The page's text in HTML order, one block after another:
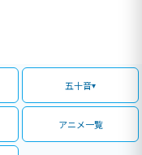
五十音
アニメ一覧